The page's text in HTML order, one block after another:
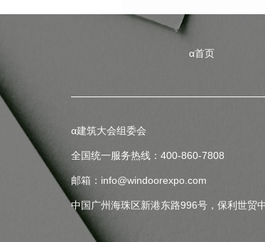
α首页
α建筑大会组委会
全国统一服务热线：400-860-7808
邮箱：info@windoorexpo.com
中国广州海珠区新港东路996号，保利世贸